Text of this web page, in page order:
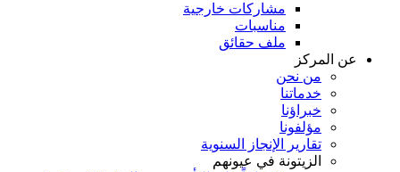
مشاركات خارجية
مناسبات
ملف حقائق
عن المركز
من نحن
خدماتنا
خبراؤنا
مؤلفونا
تقارير الإنجاز السنوية
الزيتونة في عيونهم